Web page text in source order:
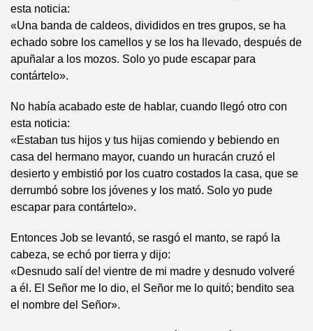
esta noticia:
«Una banda de caldeos, divididos en tres grupos, se ha
echado sobre los camellos y se los ha llevado, después de
apuñalar a los mozos. Solo yo pude escapar para
contártelo».
No había acabado este de hablar, cuando llegó otro con
esta noticia:
«Estaban tus hijos y tus hijas comiendo y bebiendo en
casa del hermano mayor, cuando un huracán cruzó el
desierto y embistió por los cuatro costados la casa, que se
derrumbó sobre los jóvenes y los mató. Solo yo pude
escapar para contártelo».
Entonces Job se levantó, se rasgó el manto, se rapó la
cabeza, se echó por tierra y dijo:
«Desnudo salí de! vientre de mi madre y desnudo volveré
a él. El Señor me lo dio, el Señor me lo quitó; bendito sea
el nombre del Señor».